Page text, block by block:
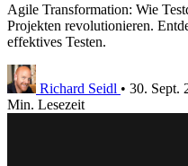
Agile Transformation: Wie
Projekten revolutionieren.
effektives Testen.
Richard Seidl • 30. Sept.
Min. Lesezeit